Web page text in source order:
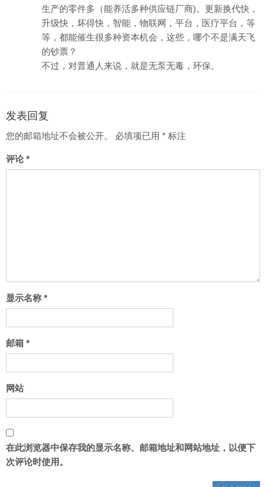
生产的零件多（能养活多种供应链厂商)。更新换代快，
升级快，坏得快，智能，物联网，平台，医疗平台，等
等，都能催生很多种资本机会，这些，哪个不是满天飞
的钞票？
不过，对普通人来说，就是无泵无毒，环保。
发表回复
您的邮箱地址不会被公开。 必填项已用 * 标注
评论*
显示名称 *
邮箱 *
网站
在此浏览器中保存我的显示名称、邮箱地址和网站地址，以便下
次评论时使用。